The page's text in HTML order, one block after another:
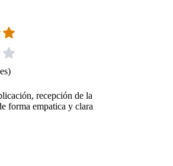
)
recepción de la
forma empatica y clara